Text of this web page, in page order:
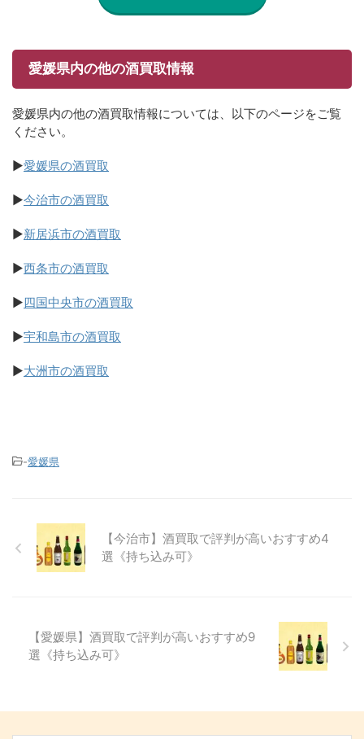
愛媛県内の他の酒買取情報
愛媛県内の他の酒買取情報については、以下のページをご覧
ください。
▶愛媛県の酒買取
▶今治市の酒買取
▶新居浜市の酒買取
▶西条市の酒買取
▶四国中央市の酒買取
▶宇和島市の酒買取
▶大洲市の酒買取
-愛媛県
【今治市】酒買取で評判が高いおすすめ4
選《持ち込み可》
【愛媛県】酒買取で評判が高いおすすめ9
選《持ち込み可》